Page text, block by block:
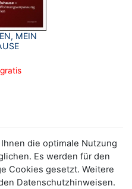
MEIN
gratis
die optimale Nutzung
Es werden für den
Cookies gesetzt. Weitere
Datenschutzhinweisen.